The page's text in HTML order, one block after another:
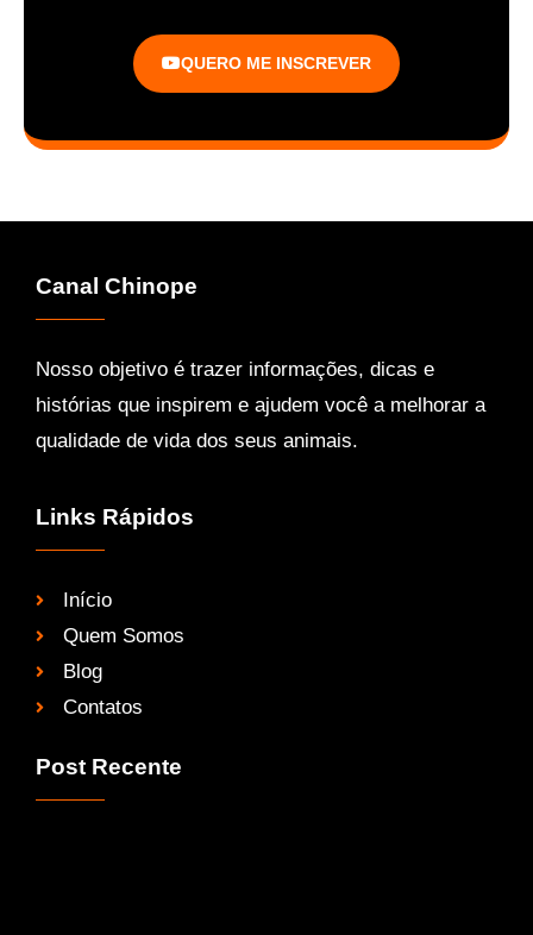
QUERO ME INSCREVER
Canal Chinope
Nosso objetivo é trazer informações, dicas e
histórias que inspirem e ajudem você a melhorar a
qualidade de vida dos seus animais.
Links Rápidos
Início
Quem Somos
Blog
Contatos
Post Recente